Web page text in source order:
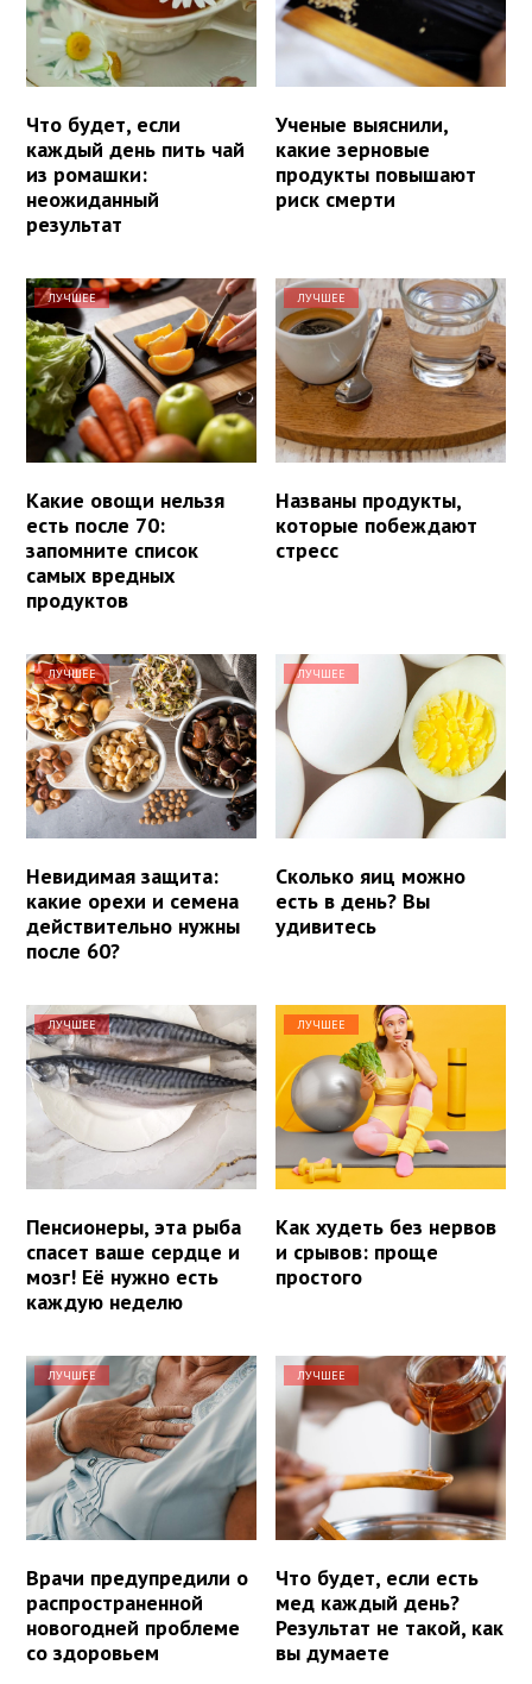
Что будет, если
каждый день пить чай
из ромашки:
неожиданный
результат
Ученые выяснили,
какие зерновые
продукты повышают
риск смерти
ЛУЧШЕЕ
Какие овощи нельзя
есть после 70:
запомните список
самых вредных
продуктов
ЛУЧШЕЕ
Названы продукты,
которые побеждают
стресс
ЛУЧШЕЕ
Невидимая защита:
какие орехи и семена
действительно нужны
после 60?
ЛУЧШЕЕ
Сколько яиц можно
есть в день? Вы
удивитесь
ЛУЧШЕЕ
Пенсионеры, эта рыба
спасет ваше сердце и
мозг! Её нужно есть
каждую неделю
ЛУЧШЕЕ
Как худеть без нервов
и срывов: проще
простого
ЛУЧШЕЕ
Врачи предупредили о
распространенной
новогодней проблеме
со здоровьем
ЛУЧШЕЕ
Что будет, если есть
мед каждый день?
Результат не такой, как
вы думаете